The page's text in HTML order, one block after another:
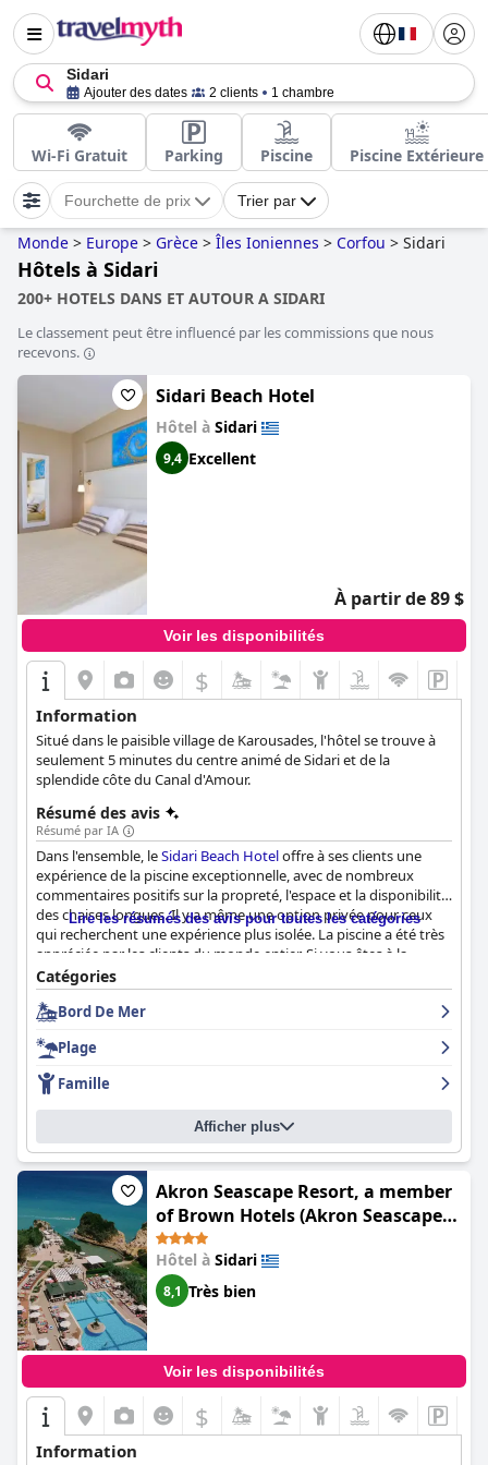
Sidari
Ajouter des dates 2 clients 1 chambre
Wi-Fi Gratuit Parking Piscine Piscine Extérieure
Fourchette de prix Trier par
Monde > Europe > Grèce > Îles Ioniennes > Corfou > Sidari
Hôtels à Sidari
200+ HOTELS DANS ET AUTOUR A SIDARI
Le classement peut être influencé par les commissions que nous
recevons.
Sidari Beach Hotel
Hôtel à Sidari
9,4 Excellent
À partir de 89 $
Voir les disponibilités
$
Information
Situé dans le paisible village de Karousades, l'hôtel se trouve à
seulement 5 minutes du centre animé de Sidari et de la
splendide côte du Canal d'Amour.
Résumé des avis
Résumé par IA
Dans l'ensemble, leSidari Beach Hoteloffre à ses clients une
expérience de la piscine exceptionnelle, avec de nombreux
commentaires positifs sur la propreté, l'espace et la disponibilité
des chaises longues. Il y a même une option privée pour ceux
qui recherchent une expérience plus isolée. La piscine a été très
appréciée par les clients du monde entier. Si vous êtes à la
recherche d'une belle piscine, cet hôtel vaut vraiment le coup
d'œil !
Lire les résumés des avis pour toutes les catégories
Catégories
Bord De Mer
Plage
Famille
Afficher plus
Akron Seascape Resort, a member
of Brown Hotels (Akron Seascape
Resort by Anayia All Inclusive
Resorts)
Hôtel à Sidari
8,1 Très bien
Voir les disponibilités
$
Information